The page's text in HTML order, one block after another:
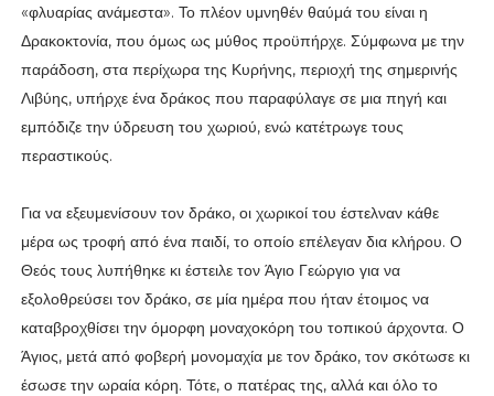
«φλυαρίας ανάμεστα». Το πλέον υμνηθέν θαύμά του είναι η
Δρακοκτονία, που όμως ως μύθος προϋπήρχε. Σύμφωνα με την
παράδοση, στα περίχωρα της Κυρήνης, περιοχή της σημερινής
Λιβύης, υπήρχε ένα δράκος που παραφύλαγε σε μια πηγή και
εμπόδιζε την ύδρευση του χωριού, ενώ κατέτρωγε τους
περαστικούς.
Για να εξευμενίσουν τον δράκο, οι χωρικοί του έστελναν κάθε
μέρα ως τροφή από ένα παιδί, το οποίο επέλεγαν δια κλήρου. Ο
Θεός τους λυπήθηκε κι έστειλε τον Άγιο Γεώργιο για να
εξολοθρεύσει τον δράκο, σε μία ημέρα που ήταν έτοιμος να
καταβροχθίσει την όμορφη μοναχοκόρη του τοπικού άρχοντα. Ο
Άγιος, μετά από φοβερή μονομαχία με τον δράκο, τον σκότωσε κι
έσωσε την ωραία κόρη. Τότε, ο πατέρας της, αλλά και όλο το